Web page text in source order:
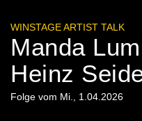
WINSTAGE ARTIST TALK
Manda
Heinz
Folge vom Mi., 1.04.2026